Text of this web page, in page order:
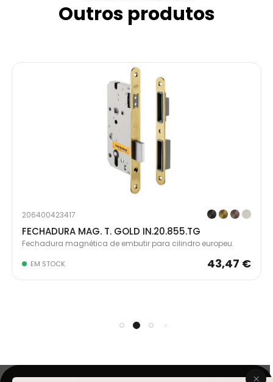
Outros produtos
206400423417
FECHADURA MAG. T. GOLD IN.20.855.TG
Fechadura magnética de embutir para cilindro europeu.
EM STOCK 43,47 €